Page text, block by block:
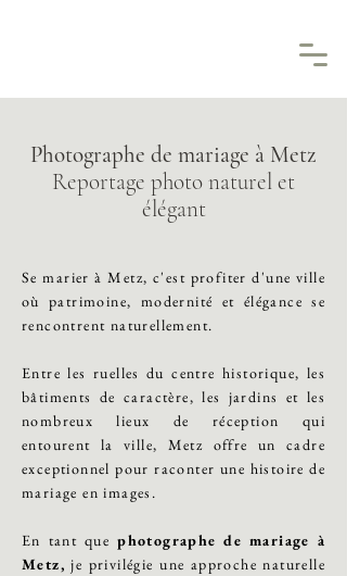
Photographe de mariage à Metz
Reportage photo naturel et
élégant
Se marier à Metz, c'est profiter d'une ville
où patrimoine, modernité et élégance se
rencontrent naturellement.
Entre les ruelles du centre historique, les
bâtiments de caractère, les jardins et les
nombreux lieux de réception qui
entourent la ville, Metz offre un cadre
exceptionnel pour raconter une histoire de
mariage en images.
En tant que photographe de mariage à
Metz, je privilégie une approche naturelle